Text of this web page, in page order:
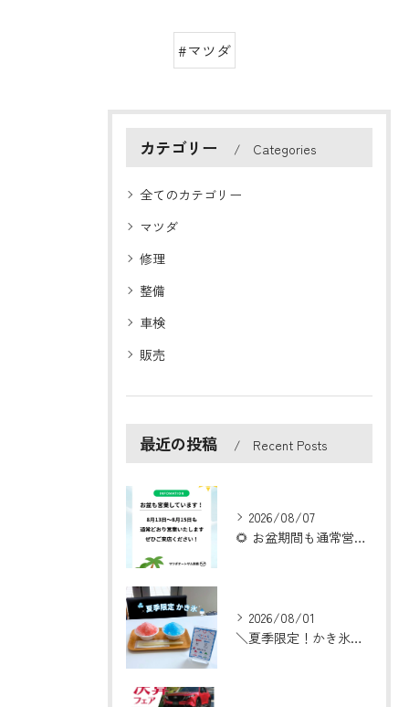
#マツダ
カテゴリー Categories
全てのカテゴリー
マツダ
修理
整備
車検
販売
最近の投稿 Recent Posts
2026/08/07
🌻 お盆期間も通常営業いたします！ 🌻
2026/08/01
＼夏季限定！かき氷はじめました🍧／